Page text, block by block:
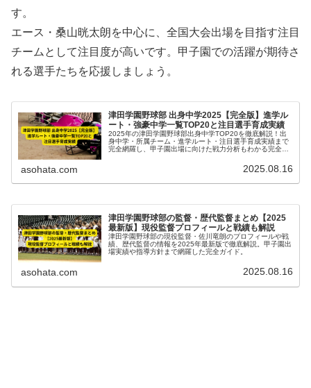
す。
エース・桑山晄太朗を中心に、全国大会出場を目指す注目
チームとして注目度が高いです。甲子園での活躍が期待さ
れる選手たちを応援しましょう。
津田学園野球部 出身中学2025【完全版】進学ル
ート・強豪中学一覧TOP20と注目選手育成実績
2025年の津田学園野球部出身中学TOP20を徹底解説！出
身中学・所属チーム・進学ルート・注目選手育成実績まで
完全網羅し、甲子園出場に向けた戦力分析もわかる完全版
asohata.com 2025.08.16
津田学園野球部の監督・歴代監督まとめ【2025
最新版】現役監督プロフィールと戦績も解説
津田学園野球部の現役監督・佐川竜朗のプロフィールや戦
績、歴代監督の情報を2025年最新版で徹底解説。甲子園出
場実績や指導方針まで網羅した完全ガイド。
asohata.com 2025.08.16